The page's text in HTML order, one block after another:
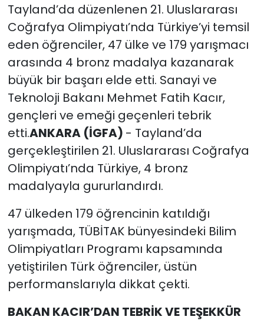
Tayland’da düzenlenen 21. Uluslararası
Coğrafya Olimpiyatı’nda Türkiye’yi temsil
eden öğrenciler, 47 ülke ve 179 yarışmacı
arasında 4 bronz madalya kazanarak
büyük bir başarı elde etti. Sanayi ve
Teknoloji Bakanı Mehmet Fatih Kacır,
gençleri ve emeği geçenleri tebrik
etti.ANKARA (İGFA) - Tayland’da
gerçekleştirilen 21. Uluslararası Coğrafya
Olimpiyatı’nda Türkiye, 4 bronz
madalyayla gururlandırdı.
47 ülkeden 179 öğrencinin katıldığı
yarışmada, TÜBİTAK bünyesindeki Bilim
Olimpiyatları Programı kapsamında
yetiştirilen Türk öğrenciler, üstün
performanslarıyla dikkat çekti.
BAKAN KACIR’DAN TEBRİK VE TEŞEKKÜR